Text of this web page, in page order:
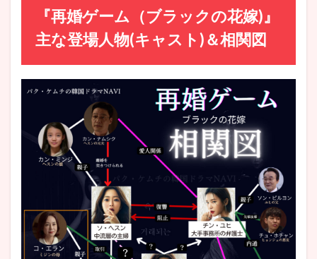
『再婚ゲーム（ブラックの花嫁)』
主な登場人物(キャスト)＆相関図